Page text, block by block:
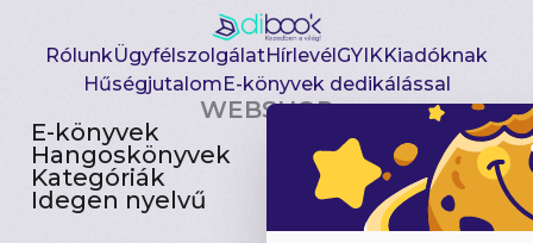
RólunkÜgyfélszolgálatHírlevélGYIKKiadóknak
HűségjutalomE-könyvek dedikálással
WEBSHOP
E-könyvek
Hangoskönyvek
Kategóriák
Idegen nyelvű
Csomagajánlatok
Akciósak
Előjegyezhetők
Újdonságok